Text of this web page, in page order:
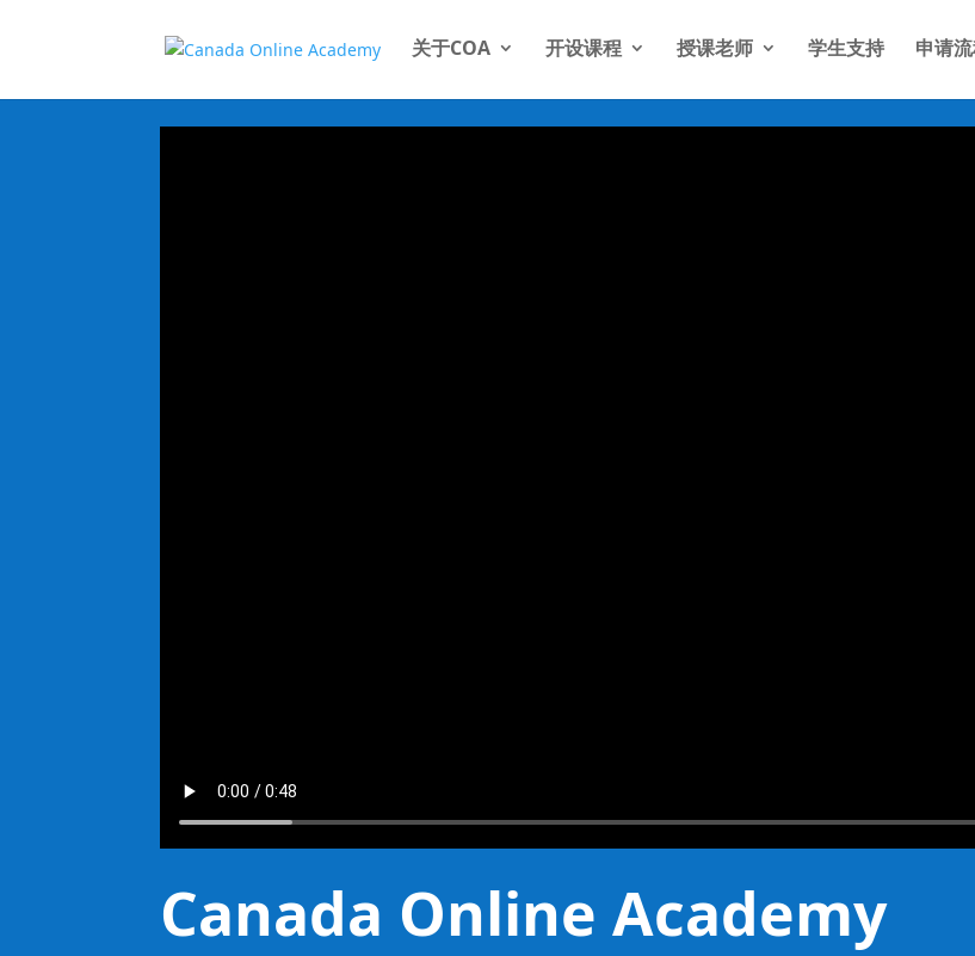
关于COA 开设课程 授课老师 学生支持 申请
Canada Online Academy